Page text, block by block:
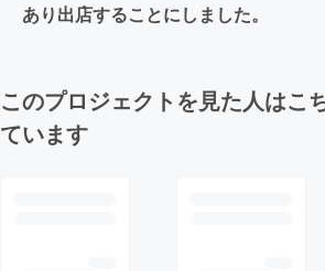
あり出店することにしました。
このプロジェクトを見た人はこ
ています